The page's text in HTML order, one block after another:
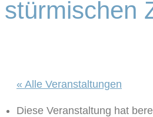
stürmischen
« Alle Veranstaltungen
Diese Veranstaltung hat